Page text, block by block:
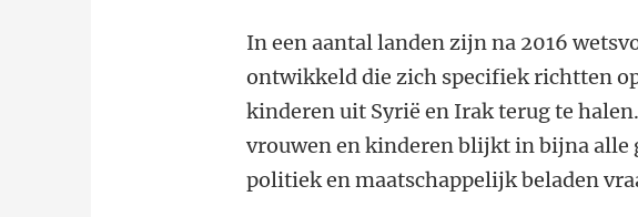
In een aantal landen zijn na 2016
ontwikkeld die zich specifiek richtten
kinderen uit Syrië en Irak terug te
vrouwen en kinderen blijkt in bijna alle
politiek en maatschappelijk beladen